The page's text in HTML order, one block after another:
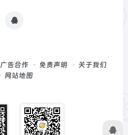
广告合作 免责声明
关于我们
网站地图